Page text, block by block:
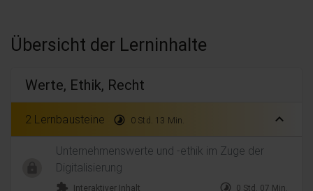
Übersicht der Lerninhalte
Werte, Ethik, Recht
2 Lernbausteine timelapse 0 Std. 13 Min. expand_less
Unternehmenswerte und -ethik im Zuge der
Digitalisierung
extension Interaktiver Inhalt timelapse 0 Std. 07 Min.